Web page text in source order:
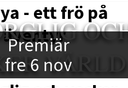
- ett frö på
äventyr
VÄRLD
Premiär
fre 6 nov